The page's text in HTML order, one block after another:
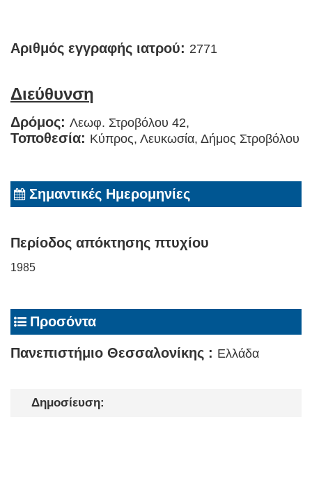
Αριθμός εγγραφής ιατρού: 2771
Διεύθυνση
Δρόμος: Λεωφ. Στροβόλου 42,
Τοποθεσία: Κύπρος, Λευκωσία, Δήμος Στροβόλου
Σημαντικές Ημερομηνίες
Περίοδος απόκτησης πτυχίου
1985
Προσόντα
Πανεπιστήμιο Θεσσαλονίκης : Ελλάδα
Δημοσίευση: